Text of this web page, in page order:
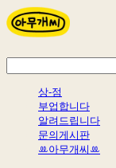
상-점
부업합니다
알려드립니다
문의게시판
ꔛ아무개씨ꔛ